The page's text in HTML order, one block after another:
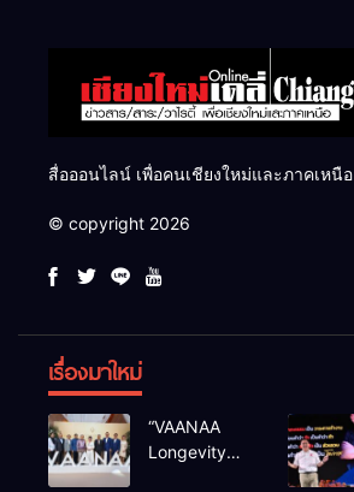
สื่อออนไลน์ เพื่อคนเชียงใหม่และภาคเหนือ
© copyright 2026
เรื่องมาใหม่
“VAANAA
Longevity